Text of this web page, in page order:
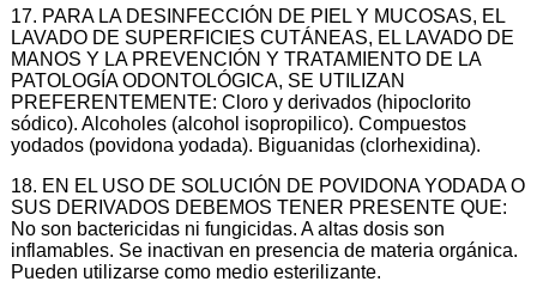
17. PARA LA DESINFECCIÓN DE PIEL Y MUCOSAS, EL
LAVADO DE SUPERFICIES CUTÁNEAS, EL LAVADO DE
MANOS Y LA PREVENCIÓN Y TRATAMIENTO DE LA
PATOLOGÍA ODONTOLÓGICA, SE UTILIZAN
PREFERENTEMENTE: Cloro y derivados (hipoclorito
sódico). Alcoholes (alcohol isopropilico). Compuestos
yodados (povidona yodada). Biguanidas (clorhexidina).
18. EN EL USO DE SOLUCIÓN DE POVIDONA YODADA O
SUS DERIVADOS DEBEMOS TENER PRESENTE QUE:
No son bactericidas ni fungicidas. A altas dosis son
inflamables. Se inactivan en presencia de materia orgánica.
Pueden utilizarse como medio esterilizante.